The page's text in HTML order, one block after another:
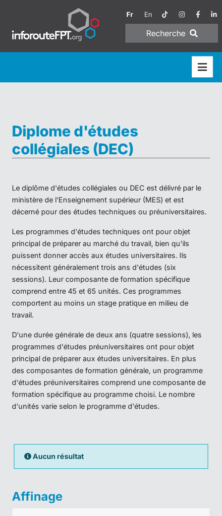
Fr En
Recherche
Diplome d'études
collégiales (DEC)
Le diplôme d'études collégiales ou DEC est délivré par le
ministère de l'Enseignement supérieur (MES) et est
décerné pour des études techniques ou préuniversitaires.
Les programmes d'études techniques ont pour objet
principal de préparer au marché du travail, bien qu'ils
puissent donner accès aux études universitaires. Ils
nécessitent généralement trois ans d'études (six
sessions). Leur composante de formation spécifique
comprend entre 45 et 65 unités. Ces programmes
comportent au moins un stage pratique en milieu de
travail.
D'une durée générale de deux ans (quatre sessions), les
programmes d'études préuniversitaires ont pour objet
principal de préparer aux études universitaires. En plus
des composantes de formation générale, un programme
d'études préuniversitaires comprend une composante de
formation spécifique au programme choisi. Le nombre
d'unités varie selon le programme d'études.
Aucun résultat
Affinage